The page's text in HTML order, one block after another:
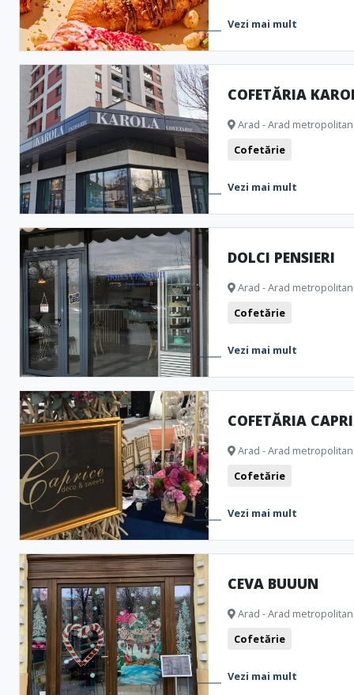
Vezi mai mult
COFETĂRIA
Arad - Arad metropolitan
Cofetărie
Vezi mai mult
DOLCI PENSIERI
Arad - Arad metropolitan
Cofetărie
Vezi mai mult
COFETĂRIA
Arad - Arad metropolitan
Cofetărie
Vezi mai mult
CEVA BUUUN
Arad - Arad metropolitan
Cofetărie
Vezi mai mult